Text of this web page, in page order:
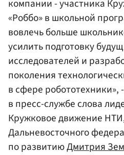
компании - участника
«Роббо» в школьной
вовлечь больше
усилить подготовку
исследователей и
поколения
в сфере
в пресс-службе слова
Кружковое движение
Дальневосточного
по развитиюДмитрия